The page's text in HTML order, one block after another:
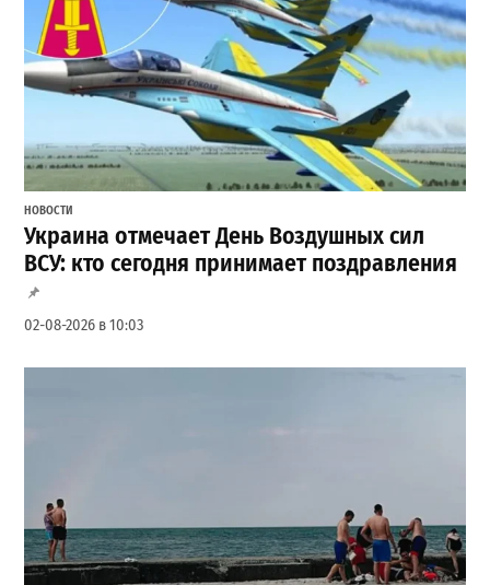
НОВОСТИ
Украина отмечает День Воздушных сил
ВСУ: кто сегодня принимает поздравления
02-08-2026 в 10:03